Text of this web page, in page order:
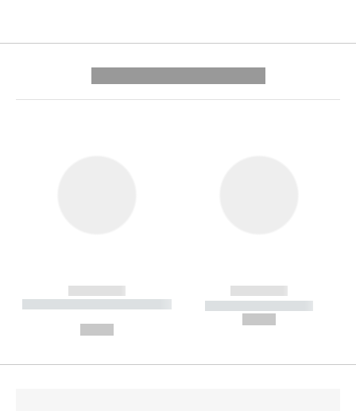
------------
----------- ----------- --------
------------
----------- -----------